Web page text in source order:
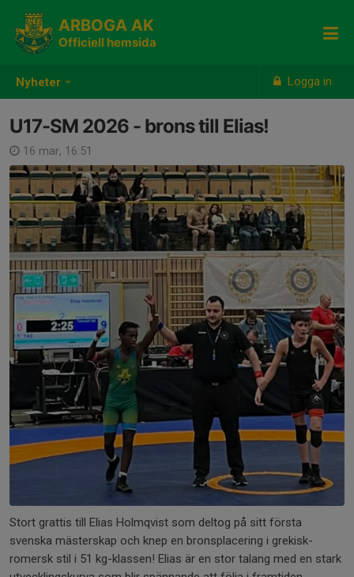
Nyheter Logga in
ARBOGA AK
Officiell hemsida
U17-SM 2026 - brons till Elias!
16 mar, 16:51
Stort grattis till Elias Holmqvist som deltog på sitt första
svenska mästerskap och knep en bronsplacering i grekisk-
romersk stil i 51 kg-klassen! Elias är en stor talang med en stark